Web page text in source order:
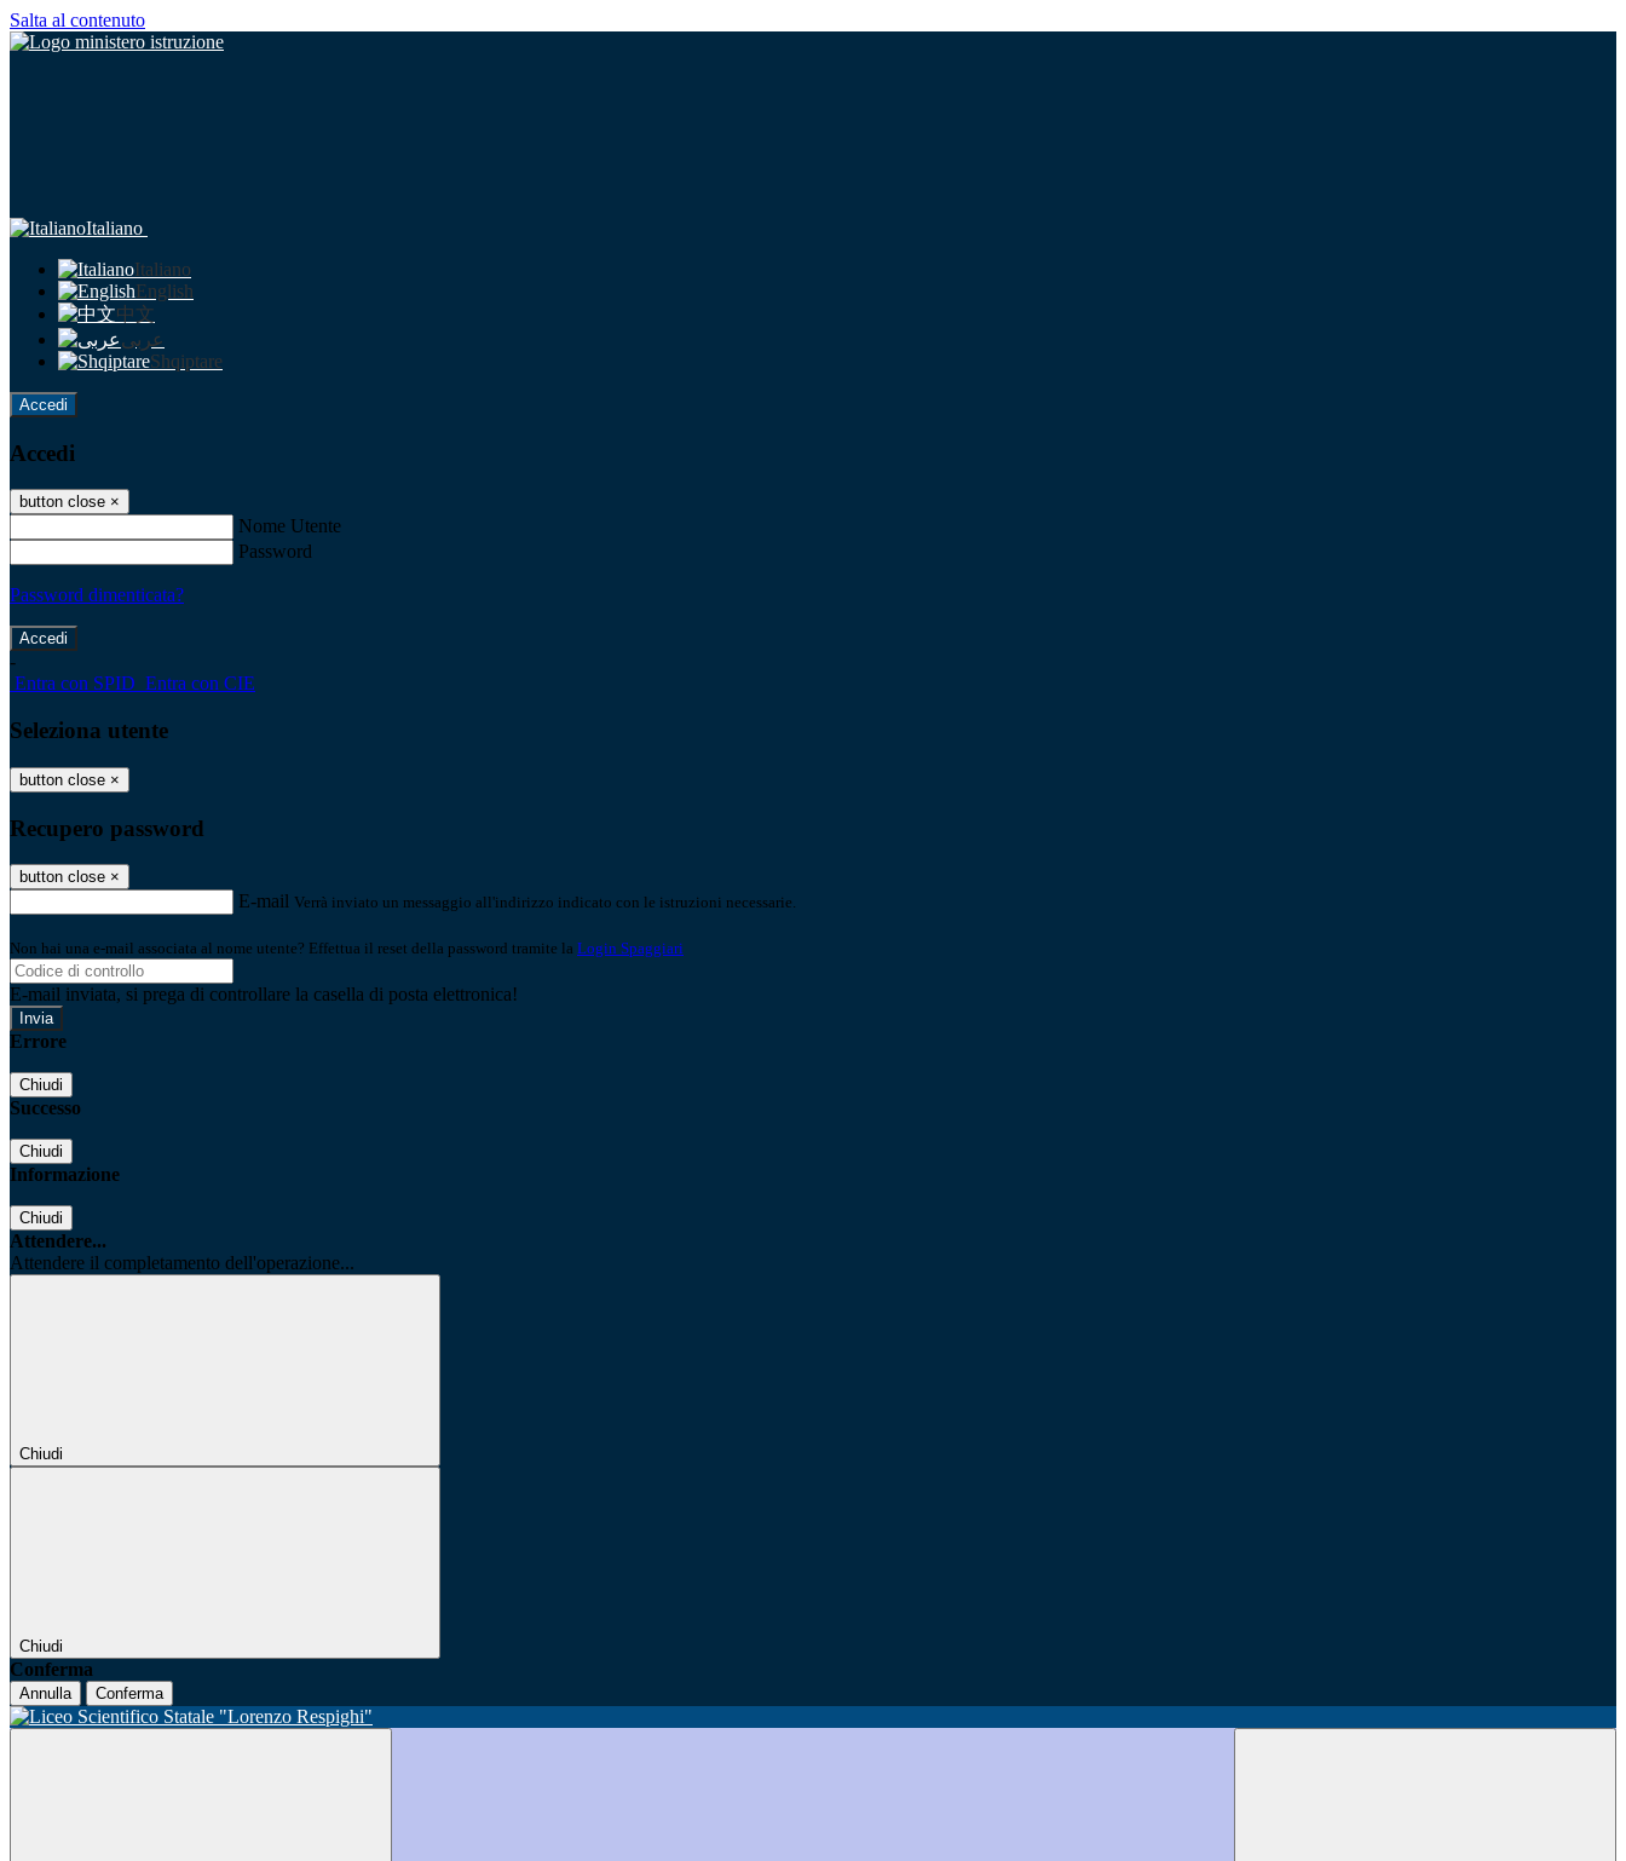
Salta al contenuto
Italiano
Italiano
English
中文
عربى
Shqiptare
Accedi
Accedi
button close ×
Nome Utente
Password
Password dimenticata?
-
Entra con SPID Entra con CIE
Seleziona utente
button close ×
Recupero password
button close ×
E-mail Verrà inviato un messaggio all'indirizzo indicato con le istruzioni necessarie.
Non hai una e-mail associata al nome utente? Effettua il reset della password tramite la Login Spaggiari
E-mail inviata, si prega di controllare la casella di posta elettronica!
Errore
Chiudi
Successo
Chiudi
Informazione
Chiudi
Attendere...
Attendere il completamento dell'operazione...
Chiudi
Chiudi
Conferma
Annulla Conferma